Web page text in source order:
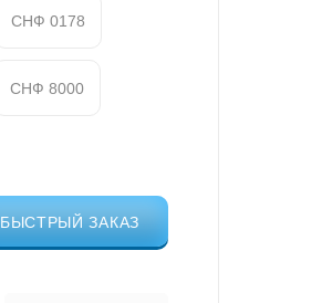
СНФ 0178
СНФ 8000
БЫСТРЫЙ ЗАКАЗ